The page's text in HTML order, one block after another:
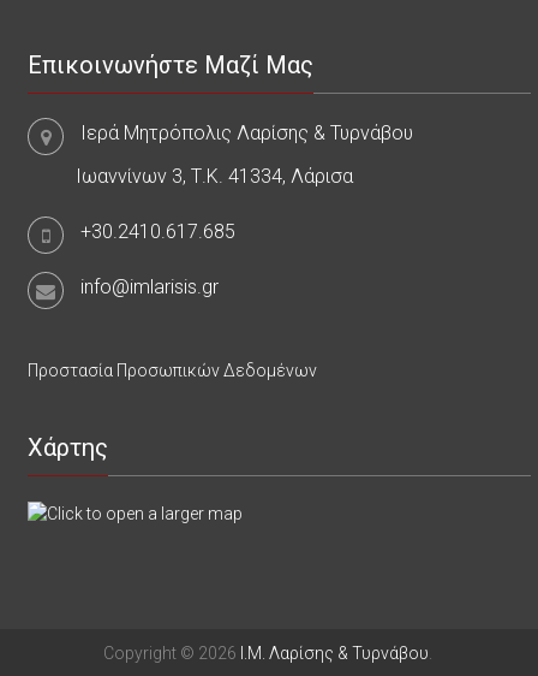
Επικοινωνήστε Μαζί Μας
Ιερά Μητρόπολις Λαρίσης & Τυρνάβου
Ιωαννίνων 3, Τ.Κ. 41334, Λάρισα
+30.2410.617.685
info@imlarisis.gr
Προστασία Προσωπικών Δεδομένων
Χάρτης
Copyright © 2026 Ι.Μ. Λαρίσης & Τυρνάβου